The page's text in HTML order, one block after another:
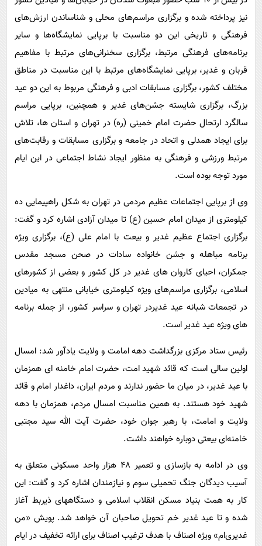
نیز پرداخته شده و برگزاری مراسم‌های محلی و شناساندن ارزش‌های
فرهنگی و تاریخی این دو مناسبت با برپایی نمایشگاه‌ها و سایر
برنامه‌های فرهنگی مرتبط، برگزاری سخنرانی‌های مرتبط با مفاهیم
قربان و غدیر، برپایی نمایشگاه‌های مرتبط با این مناسبت در مناطق
مختلف کشور، برگزاری مسابقات ادبی و فرهنگی مربوط به این دو عید
بزرگ، برگزاری شایسته جشن‌های غدیر و همچنین، برپایی مراسم
سالگرد ارتحال حضرت امام خمینی (ره) در تهران و استان ها، تلاش
برای ایجاد همدلی و اتحاد در جامعه و برگزاری مسابقات و رقابت‌های
مرتبط ورزشی و فرهنگی به منظور ایجاد نشاط اجتماعی در این ایام
مورد توجه بوده است.
وی از برپایی اجتماعات عظیم مردمی در تهران به شکل راهپیمایی ده
کیلومتری از میدان امام حسین (ع) تا میدان آزادی اشاره کرد و گفت:
برگزاری اجتماع عظیم غدیر و بیعت با امام علی (ع)، برگزاری ویژه
برنامه مباهله و جشن خانواده سادات در صحن مسجد مقدس
جمکران، احیای کاروان های غدیر در کل کشور و بعضی از کشورهای
اسلامی، برگزاری مراسم‌های ویژه کیلومتری خیابانی منتهی به میادین
در تجمعات شبانه عید غدیردر تهران و سراسر کشور، از جمله برنامه
های ویژه عید غدیر است.
رئیس ستاد مرکزی بزرگداشت دهه امامت و ولایت یادآور شد: امسال
اولین سالی است که قائد شهید امت، حضرت امام خامنه ای همزمان
با عید غدیر، در میان ما حضور ندارند و مردم ایران، داغدار امام و قائد
شهید خود هستند. به همین مناسبت امسال مردم، همزمان با دهه
ولایت و امامت، با رهبر جوان خود، حضرت آیت الله سید مجتبی
خامنه‌ای بیعتی دوباره خواهند داشت.
وی در ادامه به بازسازی و تعمیر ۴۸ هزار واحد مسکونی متعلق به
آسیب دیدگان جنگ تحمیلی سوم و نیازمندان اشاره کرد و گفت: این
کار به همت بنیاد مسکن انقلاب اسلامی و دستگاههای ذیربط آغاز
شده و تا عید غدیر خم تحویل صاحبان آن خواهد شد. پویش «من
غدیری‌ام» ویژه اصناف با هدف ترغیب اصناف برای ارائه تخفیف در ایام